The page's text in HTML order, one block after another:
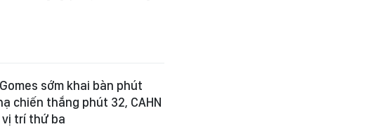
sớm khai bàn phút
chiến thắng phút 32, CAHN
trí thứ ba